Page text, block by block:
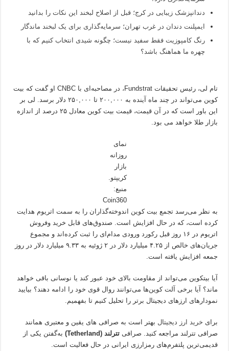
دندانپزشک زیبایی در کرج؛ قبل از اصلاح لبخند این نکات را بدانید
ایمپلنت دندان در غرب تهران؛ سرمایه‌گذاری برای یک لبخند ماندگار
رنگ کامپوزیت فقط سفید نیست؛ چگونه شیدی انتخاب کنیم که با
چهره ما هماهنگ باشد؟
تام لی، رئیس تحقیقات Fundstrat، در مصاحبه‌ای با CNBC او گفت که بیت
کوین می‌تواند در چند ماه آینده به ۲۰۰,۰۰۰ تا ۲۵۰,۰۰۰ دلار برسد. لی بر
این باور است که در آن قیمت، قیمت بیت کوین معادل ۲۵ درصد از اندازه
بازار طلا خواهد می بود.
نمای
روزانه
بازار
کریپتو.
منبع:
Coin360
به نظر می‌رسد تجمع بیت کوین اندوخته‌گذاران را به سمت اتریوم هدایت
کرده است، که در حال افزایش است. صندوق‌های قابل خرید وفروش
اتریوم در ۱۶ روز قبل رکورد ورودی مدام‌ای را ثبت کرده‌اند و مجموع
جریان‌های خالص از ۴.۲۵ میلیارد دلار در ۲ ژوئیه به ۹.۳۳ میلیارد دلار در روز
جمعه افزایش یافته است.
آیا بیتکوین می‌تواند از مقاومت بالای خود عبور کند یا نوسانی باقی خواهد
ماند؟ آیا برخی آلت ‌کوین‌ها می‌توانند روال قوی خود را ادامه دهند؟ بیایید
نمودارهای ارزهای دیجیتال برتر را تحلیل کنیم تا بفهمیم.
برای خرید ارز دیجیتال بهتر است به صرافی های یقین و معتبری همانند
صرافی تترلند مراجعه کنید. صرافیتترلند (Tetherland)
به‌گفتن یکی از
قدیمی‌ترین پلتفرم‌های رمزارزی ایرانی در حال فعالیت است.